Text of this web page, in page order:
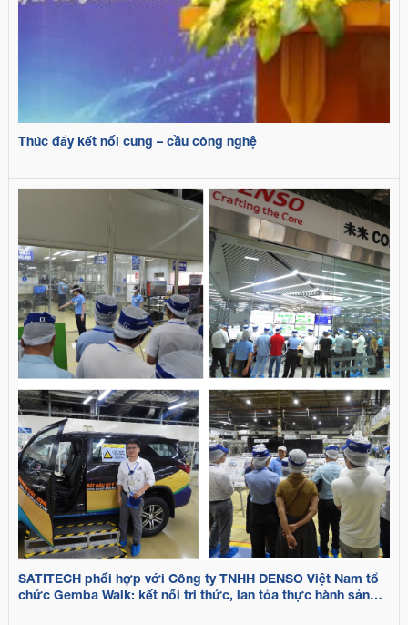
Thúc đẩy kết nối cung – cầu công nghệ
SATITECH phối hợp với Công ty TNHH DENSO Việt Nam tổ
chức Gemba Walk: kết nối tri thức, lan tỏa thực hành sản